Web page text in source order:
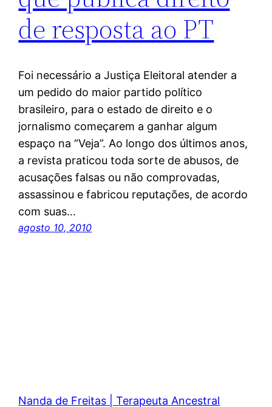
de resposta ao PT
Foi necessário a Justiça Eleitoral atender a
um pedido do maior partido político
brasileiro, para o estado de direito e o
jornalismo começarem a ganhar algum
espaço na “Veja”. Ao longo dos últimos anos,
a revista praticou toda sorte de abusos, de
acusações falsas ou não comprovadas,
assassinou e fabricou reputações, de acordo
com suas…
agosto 10, 2010
Nanda de Freitas | Terapeuta Ancestral